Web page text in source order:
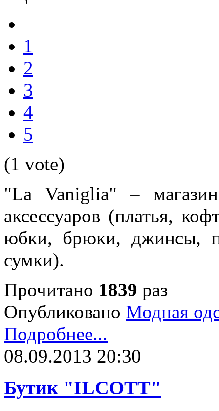
1
2
3
4
5
(1 vote)
"La Vaniglia" –
аксессуаров (платья,
юбки, брюки, джинсы,
сумки).
Прочитано 1839 раз
Опубликовано Модная
Подробнее...
08.09.2013 20:30
Бутик "ILCOTT"